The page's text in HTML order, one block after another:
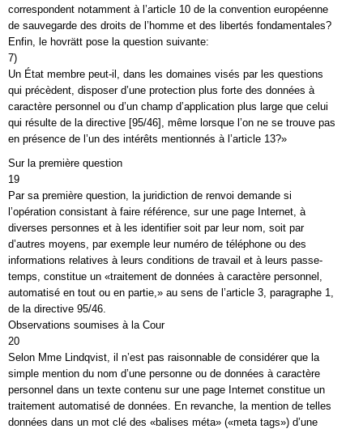
correspondent notamment à l’article 10 de la convention européenne
de sauvegarde des droits de l’homme et des libertés fondamentales?
Enfin, le hovrätt pose la question suivante:
7)
Un État membre peut-il, dans les domaines visés par les questions
qui précèdent, disposer d’une protection plus forte des données à
caractère personnel ou d’un champ d’application plus large que celui
qui résulte de la directive [95/46], même lorsque l’on ne se trouve pas
en présence de l’un des intérêts mentionnés à l’article 13?»
Sur la première question
19
Par sa première question, la juridiction de renvoi demande si
l’opération consistant à faire référence, sur une page Internet, à
diverses personnes et à les identifier soit par leur nom, soit par
d’autres moyens, par exemple leur numéro de téléphone ou des
informations relatives à leurs conditions de travail et à leurs passe-
temps, constitue un «traitement de données à caractère personnel,
automatisé en tout ou en partie,» au sens de l’article 3, paragraphe 1,
de la directive 95/46.
Observations soumises à la Cour
20
Selon Mme Lindqvist, il n’est pas raisonnable de considérer que la
simple mention du nom d’une personne ou de données à caractère
personnel dans un texte contenu sur une page Internet constitue un
traitement automatisé de données. En revanche, la mention de telles
données dans un mot clé des «balises méta» («meta tags») d’une